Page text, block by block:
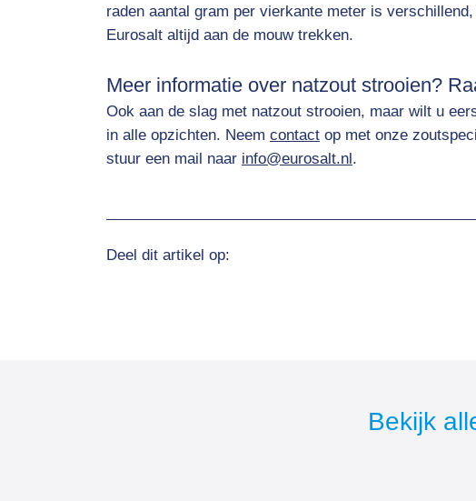
raden aantal gram per vierkante meter is
Eurosalt altijd aan de mouw trekken.
Meer informatie over natzout strooien?
Ook aan de slag met natzout strooien, maar wilt u
in alle opzichten. Neem contact op met onze
stuur een mail naar info@eurosalt.nl .
Deel dit artikel op:
Bekijk